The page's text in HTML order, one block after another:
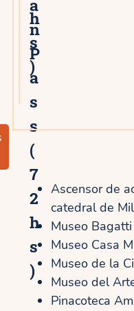
h
s
)
a
n
P
a
s
s
(
7
2
h
s
)
Ascensor de
catedral de
Museo Bagatti
Museo Casa
Museo de la
Museo del
Pinacoteca